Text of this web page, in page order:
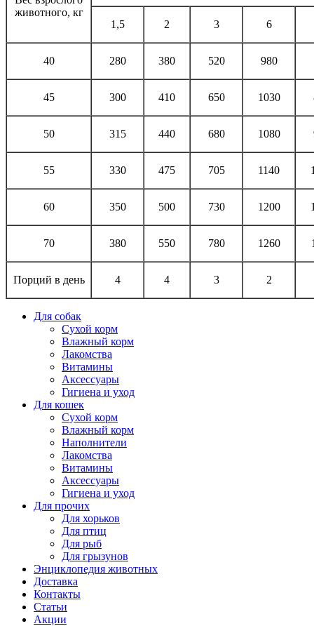
животного, кг
1,5
2 3 6
40 280 380 520 980
45 300 410 650 1030
50 315 440 680 1080
55 330 475 705 1140
60 350 500 730 1200
70 380 550 780 1260
Порций в день 4 4 3 2
Для собак
Сухой корм
Влажный корм
Лакомства
Витамины
Аксессуары
Гигиена и уход
Для кошек
Сухой корм
Влажный корм
Наполнители
Лакомства
Витамины
Аксессуары
Гигиена и уход
Для прочих
Для хорьков
Для птиц
Для рыб
Для грызунов
Энциклопедия животных
Доставка
Контакты
Статьи
Акции